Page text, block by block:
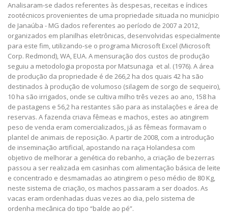
Analisaram-se dados referentes às despesas, receitas e índices
zootécnicos provenientes de uma propriedade situada no município
de Janaúba - MG dados referentes ao período de 2007 a 2012,
organizados em planilhas eletrônicas, desenvolvidas especialmente
para este fim, utilizando-se o programa Microsoft Excel (Microsoft
Corp. Redmond), WA, EUA. A mensuração dos custos de produção
seguiu a metodologia proposta por Matsunaga et al. (1976). A área
de produção da propriedade é de 266,2 ha dos quais 42 ha são
destinados à produção de volumoso (silagem de sorgo de sequeiro),
10 ha são irrigados, onde se cultiva milho três vezes ao ano, 158 ha
de pastagens e 56,2 ha restantes são para as instalações e área de
reservas. A fazenda criava fêmeas e machos, estes ao atingirem
peso de venda eram comercializados, já as fêmeas formavam o
plantel de animais de reposição. A partir de 2008, com a introdução
de inseminação artificial, apostando na raça Holandesa com
objetivo de melhorar a genética do rebanho, a criação de bezerras
passou a ser realizada em casinhas com alimentação básica de leite
e concentrado e desmamadas ao atingirem o peso médio de 80 Kg,
neste sistema de criação, os machos passaram a ser doados. As
vacas eram ordenhadas duas vezes ao dia, pelo sistema de
ordenha mecânica do tipo “balde ao pé”.